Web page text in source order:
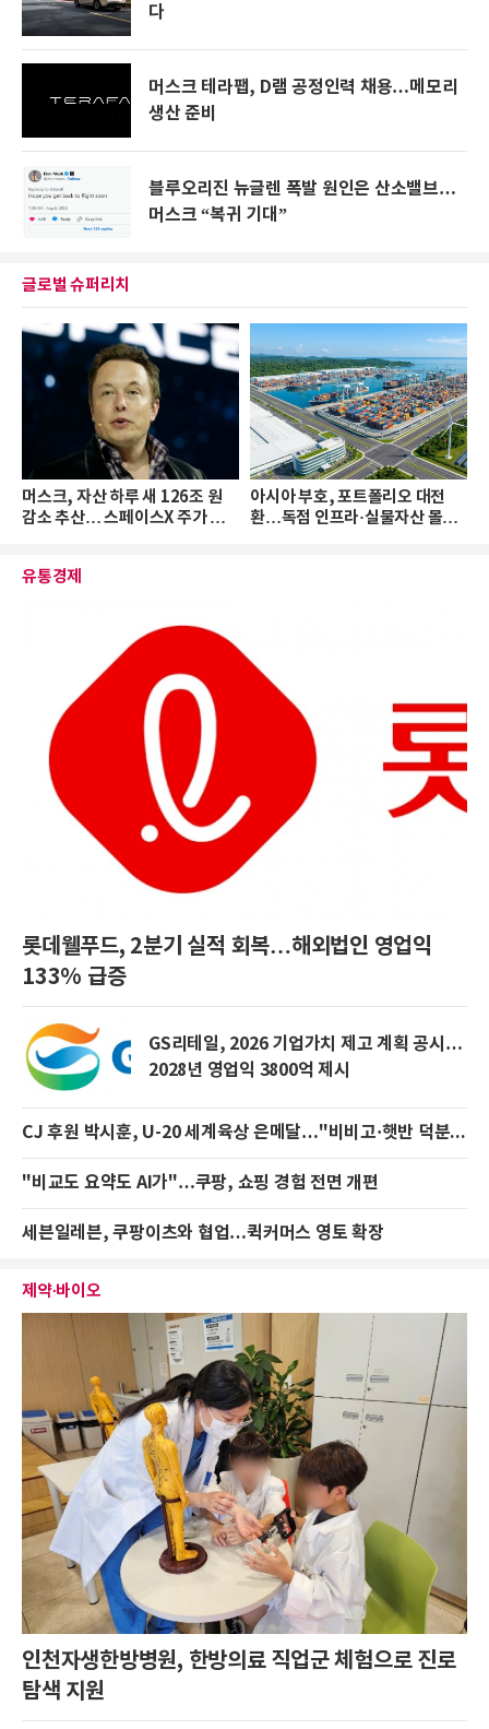
다
머스크 테라팹, D램 공정인력 채용…메모리
생산 준비
블루오리진 뉴글렌 폭발 원인은 산소밸브…
머스크 “복귀 기대”
글로벌 슈퍼리치
머스크, 자산 하루 새 126조 원
감소 추산… 스페이스X 주가 하
아시아 부호, 포트폴리오 대전
환…독점 인프라·실물자산 몰린
유통경제
롯데웰푸드, 2분기 실적 회복…해외법인 영업익
133% 급증
GS리테일, 2026 기업가치 제고 계획 공시…
2028년 영업익 3800억 제시
CJ 후원 박시훈, U-20 세계육상 은메달…"비비고·햇반 덕분에 힘냈다"
"비교도 요약도 AI가"…쿠팡, 쇼핑 경험 전면 개편
세븐일레븐, 쿠팡이츠와 협업…퀵커머스 영토 확장
제약∙바이오
인천자생한방병원, 한방의료 직업군 체험으로 진로
탐색 지원